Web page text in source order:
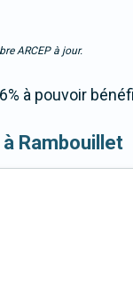
ARCEP à jour.
à pouvoir
Rambouillet